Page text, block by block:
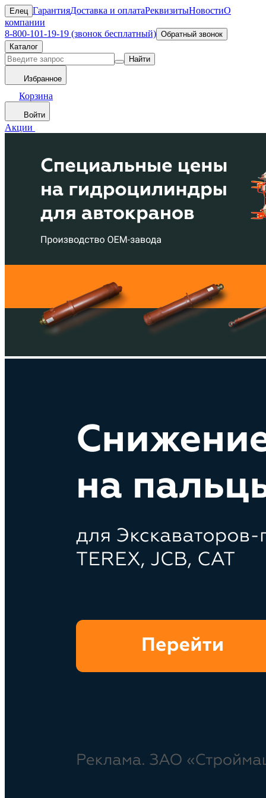
Елец ГарантияДоставка и оплатаРеквизитыНовостиО
компании
8-800-101-19-19 (звонок бесплатный) Обратный звонок
Каталог
Найти
Избранное
Корзина
Войти
Акции